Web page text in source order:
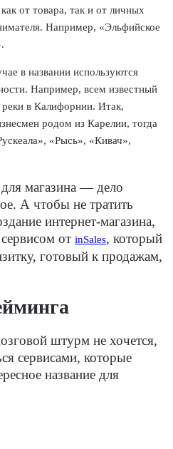
от товара, так и от личных
Например, «Эльфийское
в названии используются
Например, всем известный
реки в Калифорнии. Итак,
родом из Карелии, тогда
«Рысь», «Кивач»,
магазина — дело
А чтобы не тратить
интернет-магазина,
от inSales, который
готовый к продажам,
штурм не хочется,
сервисами, которые
название для